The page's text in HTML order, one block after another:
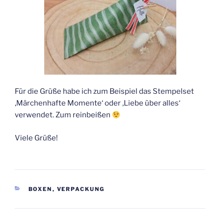
Für die Grüße habe ich zum Beispiel das Stempelset
‚Märchenhafte Momente‘ oder ‚Liebe über alles‘
verwendet. Zum reinbeißen
Viele Grüße!
KATEGORIEN
BOXEN , VERPACKUNG